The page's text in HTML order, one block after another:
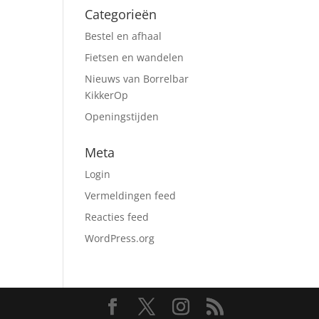
Categorieën
Bestel en afhaal
Fietsen en wandelen
Nieuws van Borrelbar
KikkerOp
Openingstijden
Meta
Login
Vermeldingen feed
Reacties feed
WordPress.org